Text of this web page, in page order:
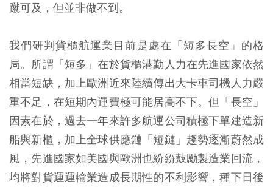
蹴可及，但並非做不到。
我們研判貨櫃航運業目前是處在「短多長空」的格
局。所謂「短多」在於貨櫃港勤人力在先進國家依然
相當短缺，加上歐洲近來陸續傳出大卡車司機人力嚴
重不足，在短期內運費極可能居高不下。但「長空」
因素在於，過去一年來許多航運公司積極下單建造新
船與新櫃，加上全球供應鏈「短鏈」趨勢逐漸蔚然成
風，先進國家如美國與歐洲也紛紛鼓勵製造業回流，
均將對貨運運輸業造成長期性的不利影響，種下日後